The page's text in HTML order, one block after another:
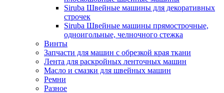
Siruba Швейные машины для декоративных
строчек
Siruba Швейные машины прямострочные,
одноигольные, челночного стежка
Винты
Запчасти для машин с обрезкой края ткани
Лента для раскройных ленточных машин
Масло и смазки для швейных машин
Ремни
Разное